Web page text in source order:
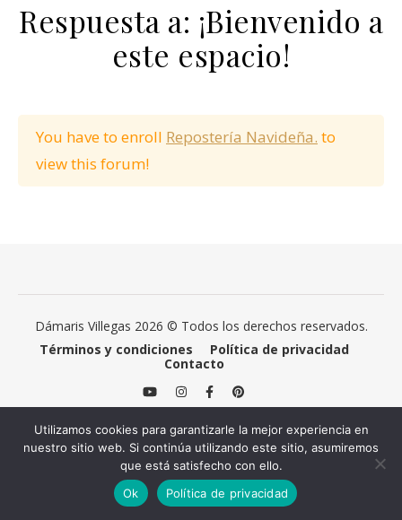
Respuesta a: ¡Bienvenido a
este espacio!
You have to enroll Repostería Navideña. to
view this forum!
Dámaris Villegas 2026 © Todos los derechos reservados.
Términos y condiciones
Política de privacidad
Contacto
Utilizamos cookies para garantizarle la mejor experiencia en
nuestro sitio web. Si continúa utilizando este sitio, asumiremos
que está satisfecho con ello.
Ok
Política de privacidad